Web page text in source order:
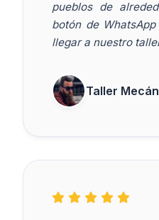
pueblos de
botón de
llegar a nuestro
Taller